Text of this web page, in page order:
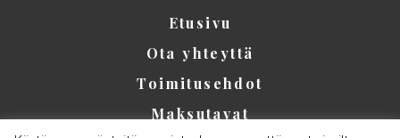
Etusivu
Ota yhteyttä
Toimitusehdot
Maksutavat